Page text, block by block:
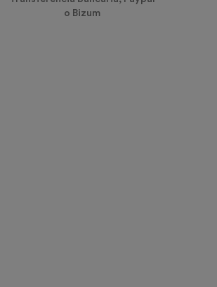
o Bizum